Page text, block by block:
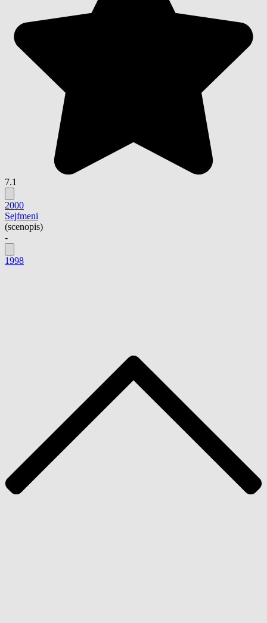
7.1
2000
Sejfmeni
(scenopis)
-
1998